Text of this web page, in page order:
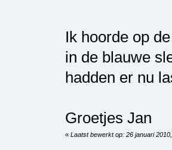
Ik hoorde op
in de blauwe
hadden er nu
Groetjes Jan
« Laatst bewerkt op: 26 januari